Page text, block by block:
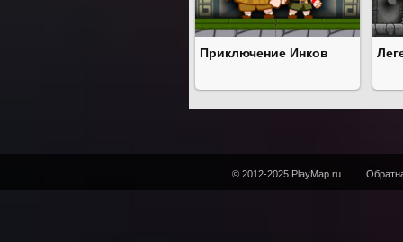
Приключение Инков
© 2012-2025 PlayMap.ru